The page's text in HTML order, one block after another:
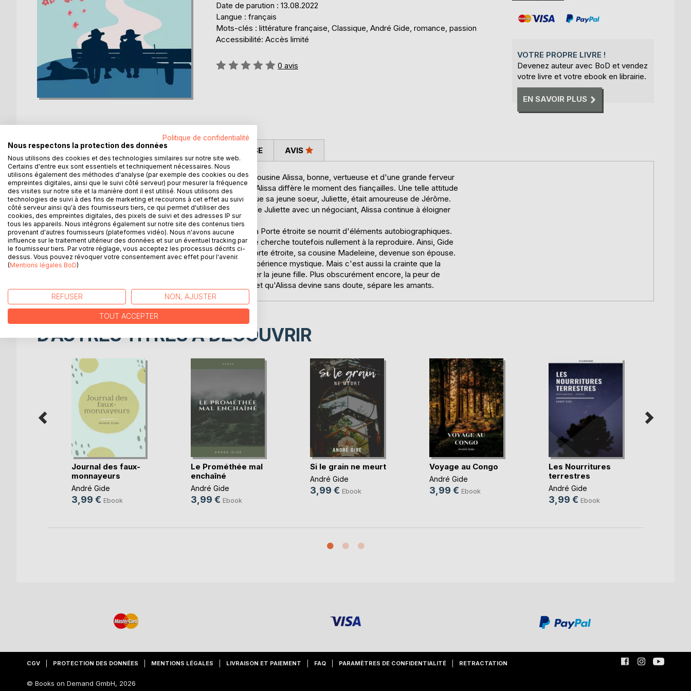
Date de parution : 13.08.2022
Langue : français
Mots-clés : littérature française, Classique, André Gide, romance, passion
Accessibilité: Accès limité
Évaluation:
0 avis
VOTRE PROPRE LIVRE !
Devenez auteur avec BoD et vendez
votre livre et votre ebook en librairie.
EN SAVOIR PLUS
DESCRIPTION
e narrateur, Jérôme, chérit tendrement dès l'enfance sa cousine Alissa, bonne, vertueuse et d'une grande ferveur
religieuse. Tous voient leur union d'un oeil favorable mais Alissa diffère le moment des fiançailles. Une telle attitude
s'explique tout d'abord par le fait qu'Alissa a découvert que sa jeune soeur, Juliette, était amoureuse de Jérôme.
Toutefois, même après le mariage, visiblement heureux, de Juliette avec un négociant, Alissa continue à éloigner
d'elle Jérôme...
Tout comme l'Immoraliste, le roman précédent de Gide, la Porte étroite se nourrit d'éléments autobiographiques.
Mais si l'oeuvre fictive s'inspire de la réalité vécue, elle ne cherche toutefois nullement à la reproduire. Ainsi, Gide
se défend d'avoir peint, à travers Alissa, l'héroïne de la Porte étroite, sa cousine Madeleine, devenue son épouse.
Alissa refuse le bonheur terrestre, auquel elle préfère l'expérience mystique. Mais c'est aussi la crainte que la
réalité ne soit pas à la hauteur de l'idéal rêvé qui fait reculer la jeune fille. Plus obscurément encore, la peur de
l'union charnelle, qui semble hanter secrètement Jérôme et qu'Alissa devine sans doute, sépare les amants.
AUTEUR(S) CRITIQUES PRESSE AVIS
D’AUTRES TITRES À DÉCOUVRIR
Journal des faux-
monnayeurs
André Gide
3,99 € Ebook
Le Prométhée mal
enchaîné
André Gide
3,99 € Ebook
Si le grain ne meurt
André Gide
3,99 € Ebook
Voyage au Congo
André Gide
3,99 € Ebook
Les Nourritures
terrestres
André Gide
3,99 € Ebook
CGV PROTECTION DES DONNÉES MENTIONS LÉGALES LIVRAISON ET PAIEMENT FAQ PARAMÈTRES DE CONFIDENTIALITÉ RETRACTATION
© Books on Demand GmbH, 2026
Politique de confidentialité
Nous respectons la protection des données
Nous utilisons des cookies et des technologies similaires sur notre site web.
Certains d'entre eux sont essentiels et techniquement nécessaires. Nous
utilisons également des méthodes d'analyse (par exemple des cookies ou des
empreintes digitales, ainsi que le suivi côté serveur) pour mesurer la fréquence
des visites sur notre site et la manière dont il est utilisé. Nous utilisons des
technologies de suivi à des fins de marketing et recourons à cet effet au suivi
côté serveur ainsi qu'à des fournisseurs tiers, ce qui permet d'utiliser des
cookies, des empreintes digitales, des pixels de suivi et des adresses IP sur
tous les appareils. Nous intégrons également sur notre site des contenus tiers
provenant d'autres fournisseurs (plateformes vidéo). Nous n'avons aucune
influence sur le traitement ultérieur des données et sur un éventuel tracking par
le fournisseur tiers. Par votre réglage, vous acceptez les processus décrits ci-
dessus. Vous pouvez révoquer votre consentement avec effet pour l'avenir.
(Mentions légales BoD)
REFUSER NON, AJUSTER
TOUT ACCEPTER